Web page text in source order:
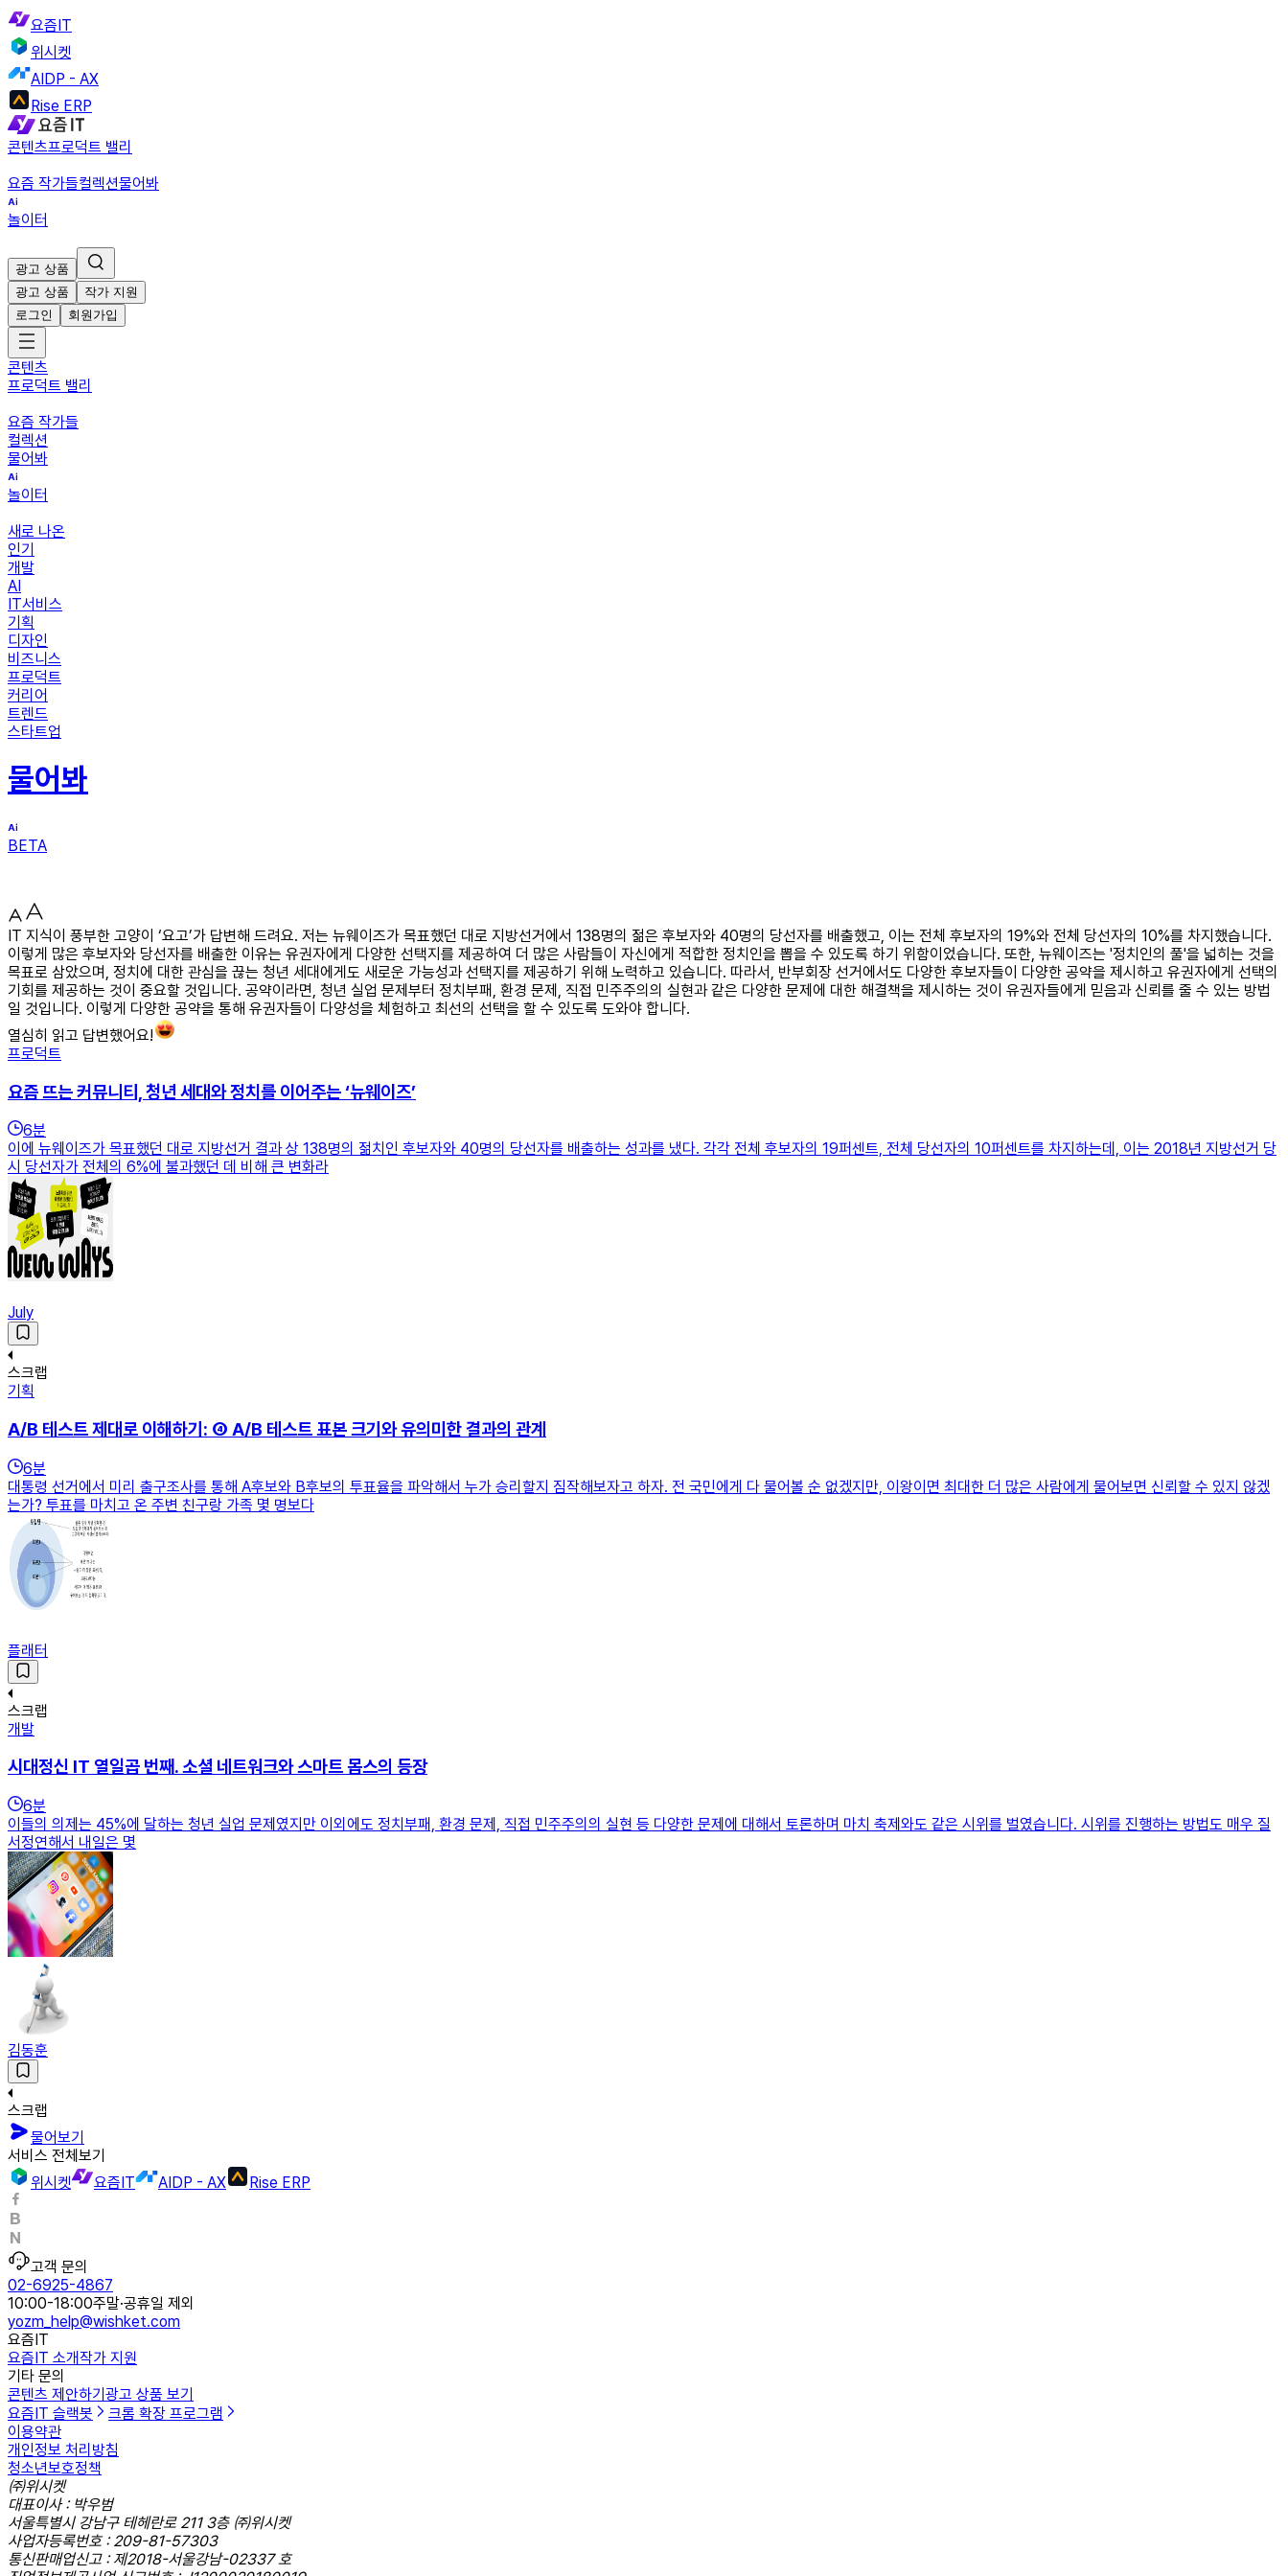
요즘IT
위시켓
AIDP - AX
Rise ERP
콘텐츠프로덕트 밸리
요즘 작가들컬렉션물어봐
놀이터
광고 상품
광고 상품
작가 지원
로그인
회원가입
콘텐츠
프로덕트 밸리
요즘 작가들
컬렉션
물어봐
놀이터
새로 나온
인기
개발
AI
IT서비스
기획
디자인
비즈니스
프로덕트
커리어
트렌드
스타트업
물어봐
BETA
IT 지식이 풍부한 고양이 ‘요고’가 답변해 드려요. 저는 뉴웨이즈가 목표했던 대로 지방선거에서 138명의 젊은 후보자와 40명의 당선자를 배출했고, 이는 전체 후보자의 19%와 전체 당선자의 10%를 차지했습니다.
이렇게 많은 후보자와 당선자를 배출한 이유는 유권자에게 다양한 선택지를 제공하여 더 많은 사람들이 자신에게 적합한 정치인을 뽑을 수 있도록 하기 위함이었습니다. 또한, 뉴웨이즈는 '정치인의 풀'을 넓히는 것을
목표로 삼았으며, 정치에 대한 관심을 끊는 청년 세대에게도 새로운 가능성과 선택지를 제공하기 위해 노력하고 있습니다. 따라서, 반부회장 선거에서도 다양한 후보자들이 다양한 공약을 제시하고 유권자에게 선택의
기회를 제공하는 것이 중요할 것입니다. 공약이라면, 청년 실업 문제부터 정치부패, 환경 문제, 직접 민주주의의 실현과 같은 다양한 문제에 대한 해결책을 제시하는 것이 유권자들에게 믿음과 신뢰를 줄 수 있는 방법
일 것입니다. 이렇게 다양한 공약을 통해 유권자들이 다양성을 체험하고 최선의 선택을 할 수 있도록 도와야 합니다.
열심히 읽고 답변했어요!
프로덕트
요즘 뜨는 커뮤니티, 청년 세대와 정치를 이어주는 ‘뉴웨이즈’
6분
이에 뉴웨이즈가 목표했던 대로 지방선거 결과 상 138명의 젊치인 후보자와 40명의 당선자를 배출하는 성과를 냈다. 각각 전체 후보자의 19퍼센트, 전체 당선자의 10퍼센트를 차지하는데, 이는 2018년 지방선거 당
시 당선자가 전체의 6%에 불과했던 데 비해 큰 변화라
July
스크랩
기획
A/B 테스트 제대로 이해하기: ④ A/B 테스트 표본 크기와 유의미한 결과의 관계
6분
대통령 선거에서 미리 출구조사를 통해 A후보와 B후보의 투표율을 파악해서 누가 승리할지 짐작해보자고 하자. 전 국민에게 다 물어볼 순 없겠지만, 이왕이면 최대한 더 많은 사람에게 물어보면 신뢰할 수 있지 않겠
는가? 투표를 마치고 온 주변 친구랑 가족 몇 명보다
플래터
스크랩
개발
시대정신 IT 열일곱 번째. 소셜 네트워크와 스마트 몹스의 등장
6분
이들의 의제는 45%에 달하는 청년 실업 문제였지만 이외에도 정치부패, 환경 문제, 직접 민주주의의 실현 등 다양한 문제에 대해서 토론하며 마치 축제와도 같은 시위를 벌였습니다. 시위를 진행하는 방법도 매우 질
서정연해서 내일은 몇
김동훈
스크랩
물어보기
서비스 전체보기
위시켓
요즘IT AIDP - AX Rise ERP
고객 문의
02-6925-4867
10:00-18:00주말·공휴일 제외
yozm_help@wishket.com
요즘IT
요즘IT 소개작가 지원
기타 문의
콘텐츠 제안하기 광고 상품 보기
요즘IT 슬랙봇
크롬 확장 프로그램
이용약관
개인정보 처리방침
청소년보호정책
㈜위시켓
대표이사 : 박우범
서울특별시 강남구 테헤란로 211 3층 ㈜위시켓
사업자등록번호 : 209-81-57303
통신판매업신고 : 제2018-서울강남-02337 호